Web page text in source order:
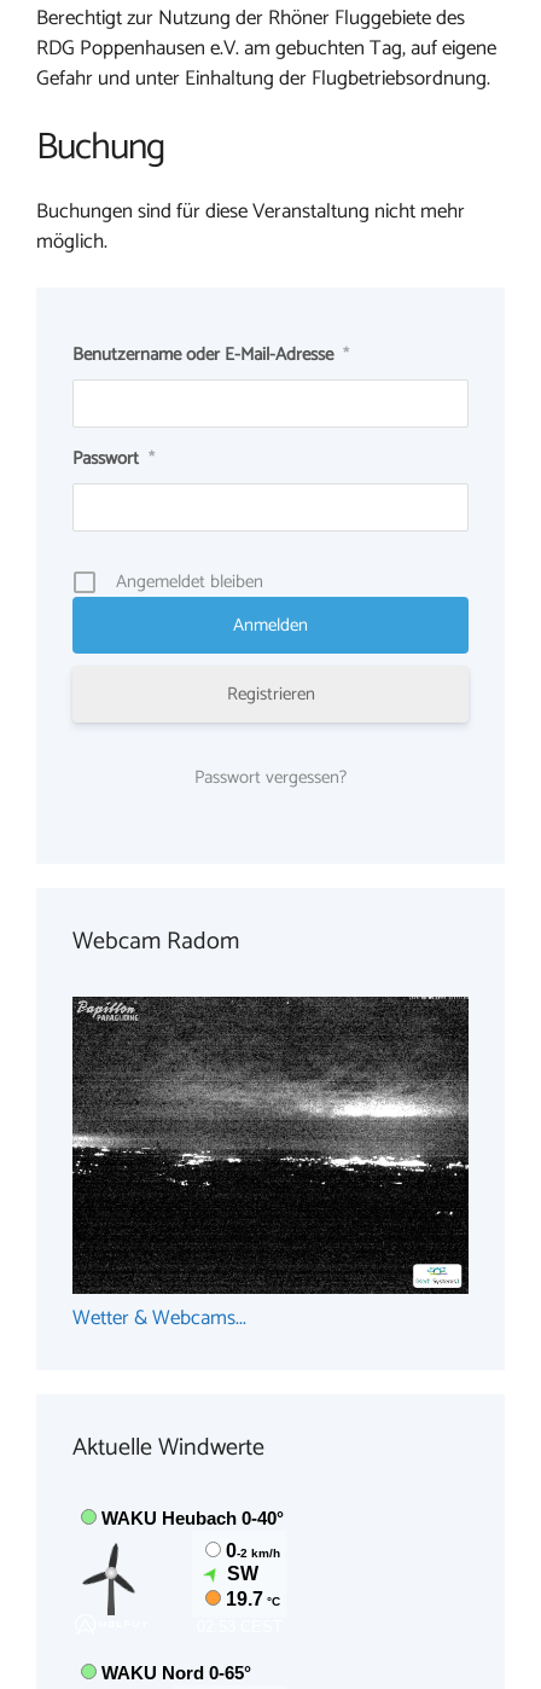
Berechtigt zur Nutzung der Rhöner Fluggebiete des
RDG Poppenhausen e.V. am gebuchten Tag, auf eigene
Gefahr und unter Einhaltung der Flugbetriebsordnung.
Buchung
Buchungen sind für diese Veranstaltung nicht mehr
möglich.
Benutzername oder E-Mail-Adresse *
Passwort *
Angemeldet bleiben
Registrieren
Passwort vergessen?
Webcam Radom
Wetter & Webcams...
Aktuelle Windwerte